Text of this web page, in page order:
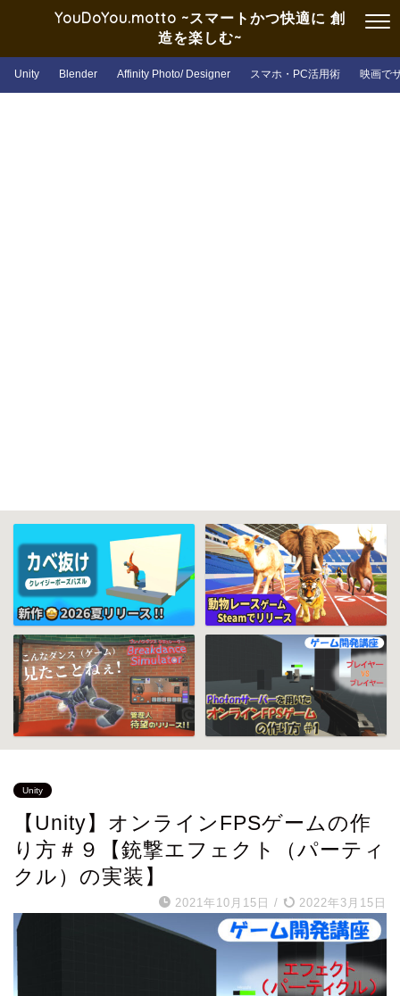
YouDoYou.motto ~スマートかつ快適に 創
造を楽しむ~
Unity Blender Affinity Photo/ Designer スマホ・PC活用術 映画で
Unity
【Unity】オンラインFPSゲームの作
り方＃９【銃撃エフェクト（パーティ
クル）の実装】
2021年10月15日 / 2022年3月15日